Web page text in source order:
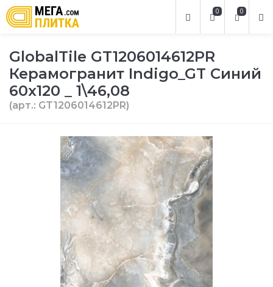
0
0
GlobalTile GT1206014612PR
Керамогранит Indigo_GT Синий
60x120 _ 1\46,08
(арт.: GT1206014612PR)